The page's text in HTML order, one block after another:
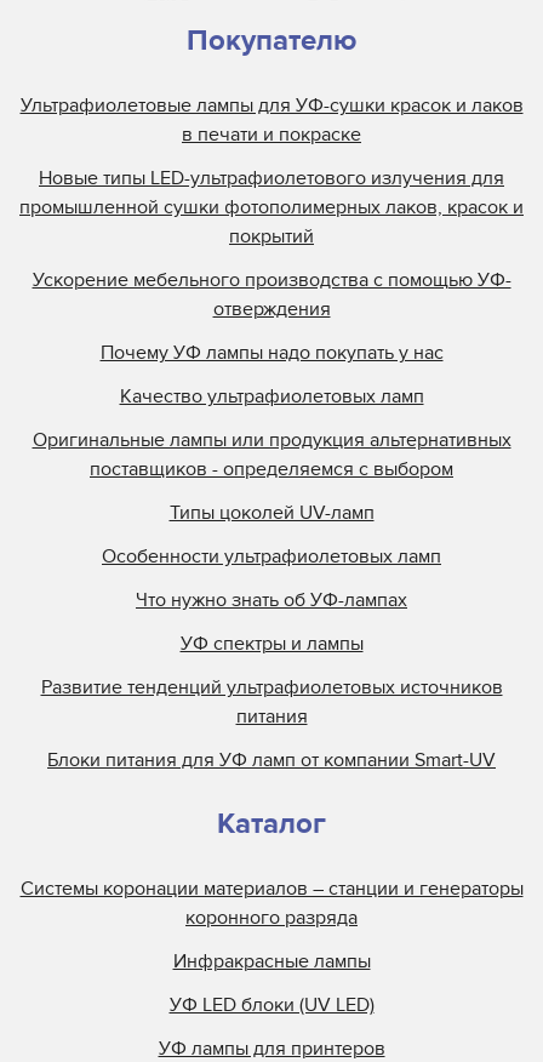
Покупателю
Ультрафиолетовые лампы для УФ-сушки красок и лаков
в печати и покраске
Новые типы LED-ультрафиолетового излучения для
промышленной сушки фотополимерных лаков, красок и
покрытий
Ускорение мебельного производства с помощью УФ-
отверждения
Почему УФ лампы надо покупать у нас
Качество ультрафиолетовых ламп
Оригинальные лампы или продукция альтернативных
поставщиков - определяемся с выбором
Типы цоколей UV-ламп
Особенности ультрафиолетовых ламп
Что нужно знать об УФ-лампах
УФ спектры и лампы
Развитие тенденций ультрафиолетовых источников
питания
Блоки питания для УФ ламп от компании Smart-UV
Каталог
Системы коронации материалов – станции и генераторы
коронного разряда
Инфракрасные лампы
УФ LED блоки (UV LED)
УФ лампы для принтеров